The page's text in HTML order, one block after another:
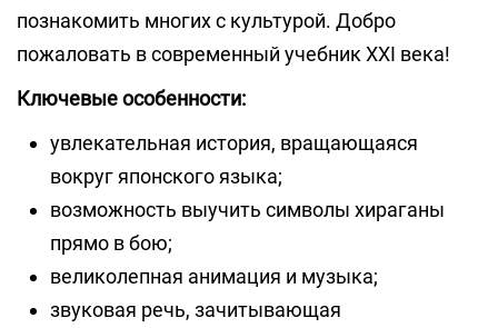
познакомить многих с культурой. Добро
пожаловать в современный учебник XXI века!
Ключевые особенности:
увлекательная история, вращающаяся
вокруг японского языка;
возможность выучить символы хираганы
прямо в бою;
великолепная анимация и музыка;
звуковая речь, зачитывающая